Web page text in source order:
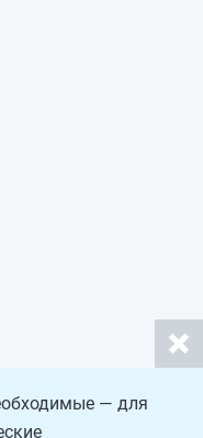
— для